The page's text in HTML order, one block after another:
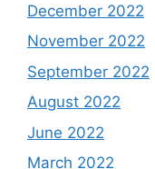
December 2022
November 2022
September 2022
August 2022
June 2022
March 2022